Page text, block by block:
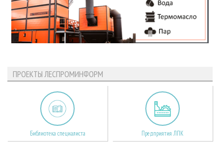
ПРОЕКТЫ ЛЕСПРОМИНФОРМ
Библиотека специалиста Предприятия ЛПК